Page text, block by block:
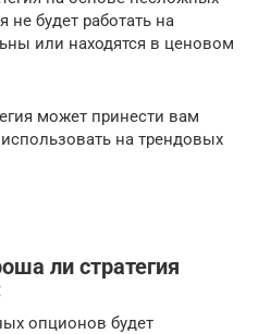
не будет работать на
или находятся в ценовом
может принести вам
на трендовых
ли стратегия
опционов будет